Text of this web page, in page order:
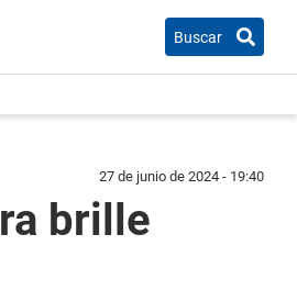
Buscar
27 de junio de 2024 - 19:40
brille